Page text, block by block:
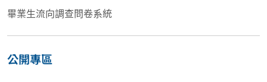
畢業生流向調查問卷系統
公開專區